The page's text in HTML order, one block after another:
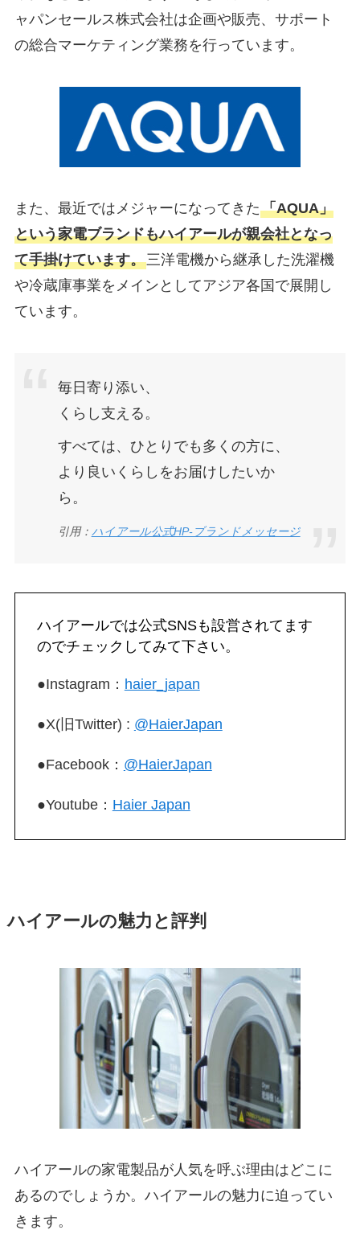
ャパンセールス株式会社は企画や販売、サポート
の総合マーケティング業務を行っています。
また、最近ではメジャーになってきた「AQUA」
という家電ブランドもハイアールが親会社となっ
て手掛けています。三洋電機から継承した洗濯機
や冷蔵庫事業をメインとしてアジア各国で展開し
ています。
毎日寄り添い、
くらし支える。
すべては、ひとりでも多くの方に、
より良いくらしをお届けしたいか
ら。
引用： ハイアール公式HP‐ブランドメッセージ
ハイアールでは公式SNSも設営されてます
のでチェックしてみて下さい。
●Instagram： haier_japan
●X(旧Twitter) : @HaierJapan
●Facebook： @HaierJapan
●Youtube： Haier Japan
ハイアールの魅力と評判
ハイアールの家電製品が人気を呼ぶ理由はどこに
あるのでしょうか。ハイアールの魅力に迫ってい
きます。